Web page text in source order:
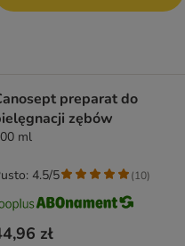
preparat do
zębów
ml
zł
4.5/5 (10)